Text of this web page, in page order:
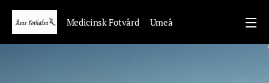
Medicinsk Fotvård Umeå